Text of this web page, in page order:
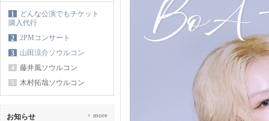
1
どんな公演でもチケット
購入代行
2
2PMコンサート
3
山田涼介ソウルコン
4 藤井風ソウルコン
5 木村拓哉ソウルコン
お知らせ › more